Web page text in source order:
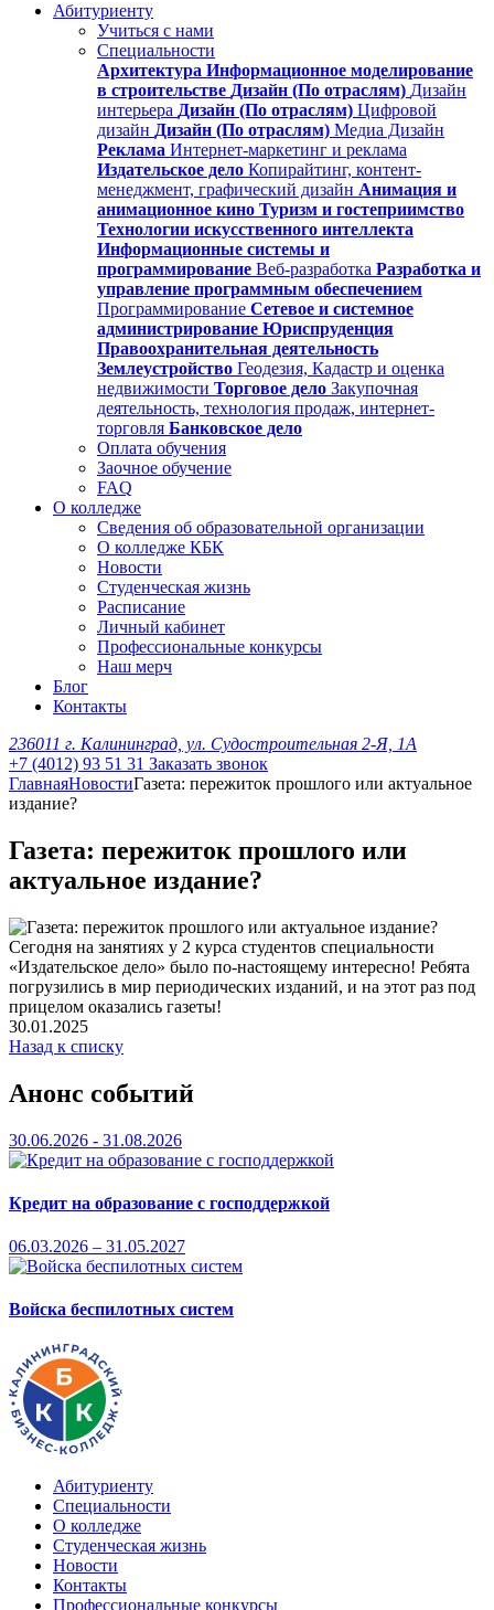
Абитуриенту
Учиться с нами
Специальности
Архитектура Информационное моделирование
в строительстве Дизайн (По отраслям) Дизайн
интерьера Дизайн (По отраслям) Цифровой
дизайн Дизайн (По отраслям) Медиа Дизайн
Реклама Интернет-маркетинг и реклама
Издательское дело Копирайтинг, контент-
менеджмент, графический дизайн Анимация и
анимационное кино Туризм и гостеприимство
Технологии искусственного интеллекта
Информационные системы и
программирование Веб-разработка Разработка и
управление программным обеспечением
Программирование Сетевое и системное
администрирование Юриспруденция
Правоохранительная деятельность
Землеустройство Геодезия, Кадастр и оценка
недвижимости Торговое дело Закупочная
деятельность, технология продаж, интернет-
торговля Банковское дело
Оплата обучения
Заочное обучение
FAQ
О колледже
Сведения об образовательной организации
О колледже КБК
Новости
Студенческая жизнь
Расписание
Личный кабинет
Профессиональные конкурсы
Наш мерч
Блог
Контакты
236011 г. Калининград, ул. Судостроительная 2-Я, 1А
+7 (4012) 93 51 31 Заказать звонок
ГлавнаяНовостиГазета: пережиток прошлого или актуальное
издание?
Газета: пережиток прошлого или
актуальное издание?
Сегодня на занятиях у 2 курса студентов специальности
«Издательское дело» было по-настоящему интересно! Ребята
погрузились в мир периодических изданий, и на этот раз под
прицелом оказались газеты!
30.01.2025
Назад к списку
Анонс событий
30.06.2026 - 31.08.2026
Кредит на образование с господдержкой
06.03.2026 – 31.05.2027
Войска беспилотных систем
Абитуриенту
Специальности
О колледже
Студенческая жизнь
Новости
Контакты
Профессиональные конкурсы